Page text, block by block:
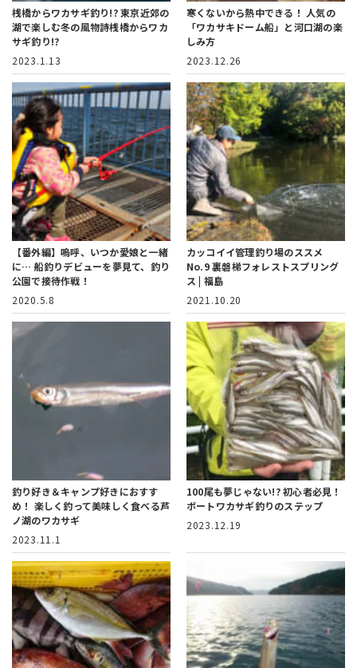
桟橋からワカサギ釣り!?東京近郊の
湖で楽しむ冬の風物詩桟橋からワカ
サギ釣り!?
2023.1.13
寒くないから熱中できる！ 人気の
「ワカサキドーム船」と河口湖の楽
しみ方
2023.12.26
【番外編】嗚呼、いつか愛娘と一緒
に… 船釣りデビューを夢見て、釣り
公園で接待作戦！
2020.5.8
カッコイイ管理釣り場のススメ
No.9裏磐梯フォレストスプリング
ス | 福島
2021.10.20
釣り好き＆キャンプ好きにおすす
め！ 楽しく釣って美味しく食べる芦
ノ湖のワカサギ
2023.11.1
100尾も夢じゃない!?初心者必見！
ボートワカサギ釣りのステップ
2023.12.19